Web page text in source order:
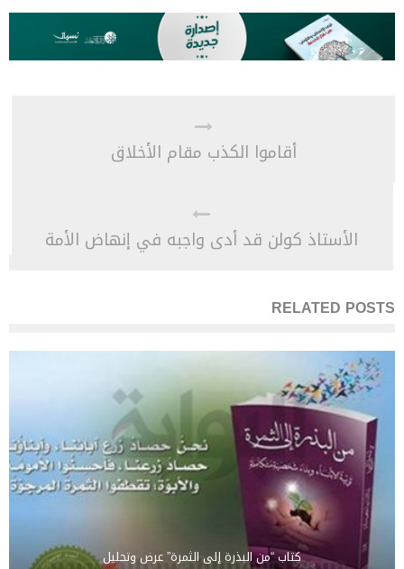
أقاموا الكذب مقام الأخلاق
الأستاذ كولن قد أدى واجبه في إنهاض الأمة
RELATED POSTS
كتاب “من البذرة إلى الثمرة” عرض وتحليل